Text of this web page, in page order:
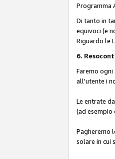
Programma
Di tanto in
equivoci (e
Riguardo le
6.
Faremo
all'utente i
Le entrate
(ad esempio
Pagheremo
solare in cui